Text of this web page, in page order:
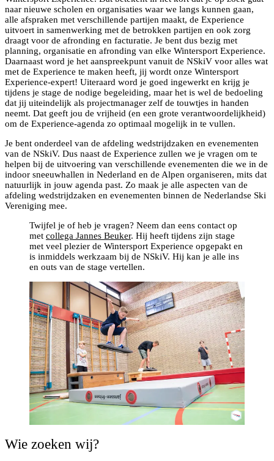
naar nieuwe scholen en organisaties waar we langs kunnen gaan,
alle afspraken met verschillende partijen maakt, de Experience
uitvoert in samenwerking met de betrokken partijen en ook zorg
draagt voor de afronding en facturatie. Je bent dus bezig met
planning, organisatie en afronding van elke Wintersport Experience.
Daarnaast word je het aanspreekpunt vanuit de NSkiV voor alles wat
met de Experience te maken heeft, jij wordt onze Wintersport
Experience-expert! Uiteraard word je goed ingewerkt en krijg je
tijdens je stage de nodige begeleiding, maar het is wel de bedoeling
dat jij uiteindelijk als projectmanager zelf de touwtjes in handen
neemt. Dat geeft jou de vrijheid (en een grote verantwoordelijkheid)
om de Experience-agenda zo optimaal mogelijk in te vullen.
Je bent onderdeel van de afdeling wedstrijdzaken en evenementen
van de NSkiV. Dus naast de Experience zullen we je vragen om te
helpen bij de uitvoering van verschillende evenementen die we in de
indoor sneeuwhallen in Nederland en de Alpen organiseren, mits dat
natuurlijk in jouw agenda past. Zo maak je alle aspecten van de
afdeling wedstrijdzaken en evenementen binnen de Nederlandse Ski
Vereniging mee.
Twijfel je of heb je vragen? Neem dan eens contact op
met collega Jannes Beuker. Hij heeft tijdens zijn stage
met veel plezier de Wintersport Experience opgepakt en
is inmiddels werkzaam bij de NSkiV. Hij kan je alle ins
en outs van de stage vertellen.
Wie zoeken wij?